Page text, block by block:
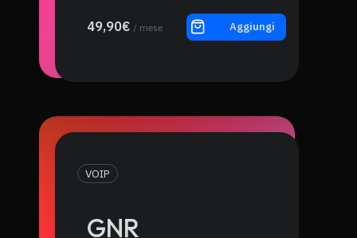
49,90€ / mese Aggiungi
VOIP
GNR